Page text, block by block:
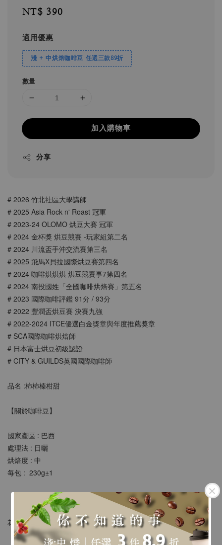
Regular
NT$ 390
適用優惠
淺 + 中烘焙咖啡豆 任選三款89折
數量
加入購物車
分享
# 2026 竹北社區大學講師
# 2025 Asia Rock n' Roast 冠軍
# 2023-24 OLOMO 烘豆大賽 冠軍
# 2024 金杯獎 烘豆競賽 -玩家組第二名
# 2024 川流盃手沖交流賽第三名
# 2025 飛馬X貝拉國際烘豆賽第四名
# 2024 咖啡烘烘烘 烘豆競賽事7第四名
# 2024 南投國姓「全國咖啡烘焙賽」第五名
# 2023 國際咖啡評鑑 91分 / 93分
# 2022 豐潤盃烘豆賽 決賽九強
# 2022-2024 ITCE優選⽩⾦獎章與年度推薦獎章
# SCA國際咖啡烘焙師
# 日本富士烘豆初級認證
# CITY & GUILDS英國國際咖啡師
品名 :柿柿榛柑甜
【關於咖啡豆】
國家產區 : 巴西
處理法 : 日曬
烘焙度 : 中
每包 :  230g±1
【風味描述】
花生酥 甜可可 柑橘 貢糖 烤堅果